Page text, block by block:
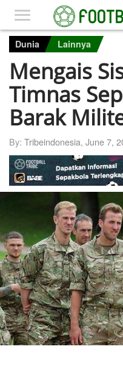
Dunia Lainnya
Mengais
Timnas
Barak
By: Tribeindonesia, June 7,